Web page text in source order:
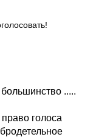
.....
голоса